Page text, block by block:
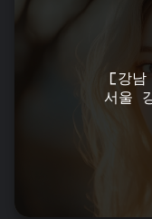
[강
서울